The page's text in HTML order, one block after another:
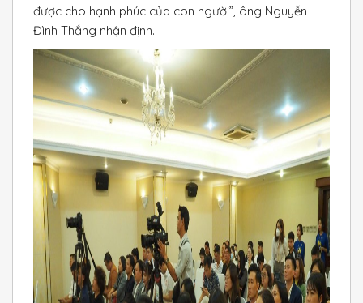
được cho hạnh phúc của con người”, ông Nguyễn
Đình Thắng nhận định.